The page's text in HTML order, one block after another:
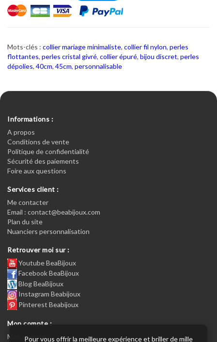
Mots-clés : collier mariage minimaliste, collier fil nylon, perles
flottantes, perles cristal givré, collier épuré, bijou discret, perles
dépolies, 40cm, 45cm, personnalisable
Informations :
A propos
Conditions de vente
Politique de confidentialité
Sécurité des paiements
Foire aux questions
Services client :
Me contacter
Email : contact@beabijoux.com
Plan du site
Nuanciers personnalisation
Retrouver moi sur :
Youtube BeaBijoux
Facebook BeaBijoux
Blog BeaBijoux
Instagram Beabijoux
Pinterest Beabijoux
Mon compte :
Mon compte :
Pour vous offrir la meilleure expérience et briller de mille